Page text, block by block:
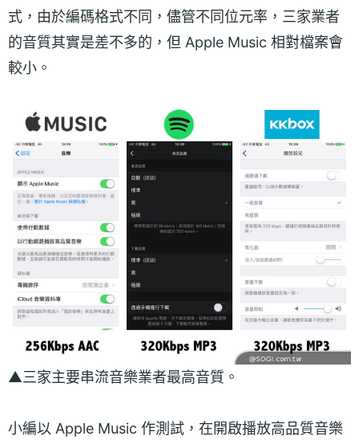
式，由於編碼格式不同，儘管不同位元率，三家業者
的音質其實是差不多的，但 Apple Music 相對檔案會
較小。
▲三家主要串流音樂業者最高音質。
小編以 Apple Music 作測試，在開啟播放高品質音樂